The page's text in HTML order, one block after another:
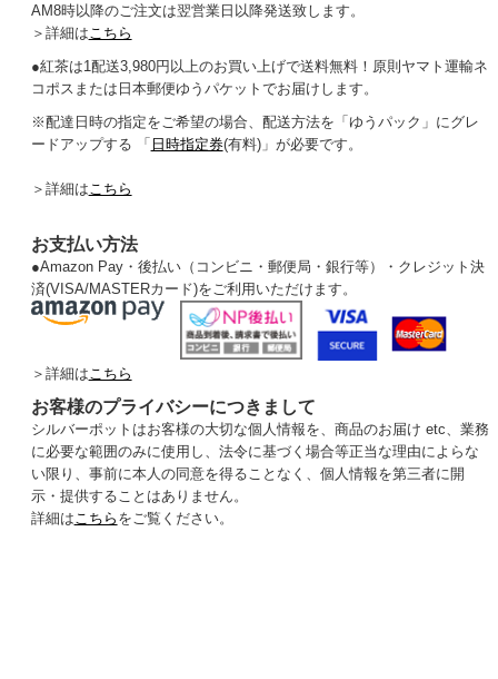
AM8時以降のご注文は翌営業日以降発送致します。
＞詳細は こちら
●紅茶は1配送3,980円以上のお買い上げで送料無料！原則ヤマト運輸ネ
コポスまたは日本郵便ゆうパケットでお届けします。
※配達日時の指定をご希望の場合、配送方法を「ゆうパック」にグレ
ードアップする 「 日時指定券(有料)」が必要です。
＞詳細は こちら
お支払い方法
●Amazon Pay・後払い（コンビニ・郵便局・銀行等）・クレジット決
済(VISA/MASTERカード)をご利用いただけます。
＞詳細はこちら
お客様のプライバシーにつきまして
シルバーポットはお客様の大切な個人情報を、商品のお届け etc、業務
に必要な範囲のみに使用し、法令に基づく場合等正当な理由によらな
い限り、事前に本人の同意を得ることなく、個人情報を第三者に開
示・提供することはありません。
詳細はこちら をご覧ください。